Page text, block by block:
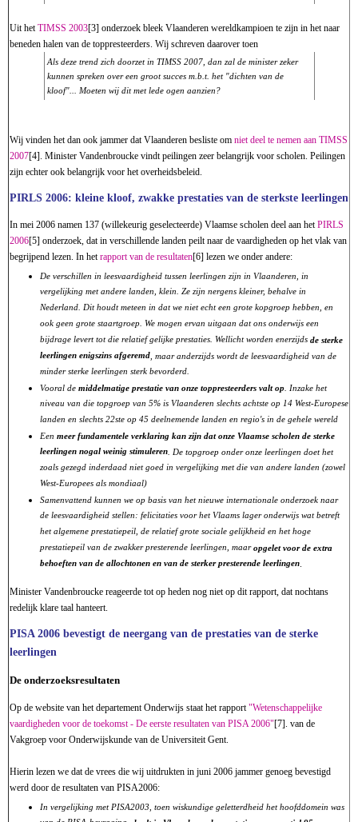
Uit hetTIMSS 2003[3] onderzoek bleek Vlaanderen wereldkampioen te zijn in het naar
beneden halen van de toppresteerders. Wij schreven daarover toen
Als deze trend zich doorzet in TIMSS 2007, dan zal de minister zeker
kunnen spreken over een groot succes m.b.t. het "dichten van de
kloof"... Moeten wij dit met lede ogen aanzien?
Wij vinden het dan ook jammer dat Vlaanderen besliste om niet deel te nemen aan TIMSS
2007[4]. Minister Vandenbroucke vindt peilingen zeer belangrijk voor scholen. Peilingen
zijn echter ook belangrijk voor het overheidsbeleid.
PIRLS 2006: kleine kloof, zwakke prestaties van de sterkste leerlingen
In mei 2006 namen 137 (willekeurig geselecteerde) Vlaamse scholen deel aan het PIRLS
2006[5] onderzoek, dat in verschillende landen peilt naar de vaardigheden op het vlak van
begrijpend lezen. In het rapport van de resultaten[6] lezen we onder andere:
De verschillen in leesvaardigheid tussen leerlingen zijn in Vlaanderen, in
vergelijking met andere landen, klein. Ze zijn nergens kleiner, behalve in
Nederland. Dit houdt meteen in dat we niet echt een grote kopgroep hebben, en
ook geen grote staartgroep. We mogen ervan uitgaan dat ons onderwijs een
bijdrage levert tot die relatief gelijke prestaties. Wellicht worden enerzijds de sterke
leerlingen enigszins afgeremd, maar anderzijds wordt de leesvaardigheid van de
minder sterke leerlingen sterk bevorderd.
Vooral de middelmatige prestatie van onze toppresteerders valt op. Inzake het
niveau van die topgroep van 5% is Vlaanderen slechts achtste op 14 West-Europese
landen en slechts 22ste op 45 deelnemende landen en regio's in de gehele wereld
Een meer fundamentele verklaring kan zijn dat onze Vlaamse scholen de sterke
leerlingen nogal weinig stimuleren. De topgroep onder onze leerlingen doet het
zoals gezegd inderdaad niet goed in vergelijking met die van andere landen (zowel
West-Europees als mondiaal)
Samenvattend kunnen we op basis van het nieuwe internationale onderzoek naar
de leesvaardigheid stellen: felicitaties voor het Vlaams lager onderwijs wat betreft
het algemene prestatiepeil, de relatief grote sociale gelijkheid en het hoge
prestatiepeil van de zwakker presterende leerlingen, maaropgelet voor de extra
behoeften van de allochtonen en van de sterker presterende leerlingen.
Minister Vandenbroucke reageerde tot op heden nog niet op dit rapport, dat nochtans
redelijk klare taal hanteert.
PISA 2006 bevestigt de neergang van de prestaties van de sterke
leerlingen
De onderzoeksresultaten
Op de website van het departement Onderwijs staat het rapport"Wetenschappelijke
vaardigheden voor de toekomst - De eerste resultaten van PISA 2006"[7]. van de
Vakgroep voor Onderwijskunde van de Universiteit Gent.
Hierin lezen we dat de vrees die wij uitdrukten in juni 2006 jammer genoeg bevestigd
werd door de resultaten van PISA2006:
In vergelijking met PISA2003, toen wiskundige geletterdheid het hoofddomein was